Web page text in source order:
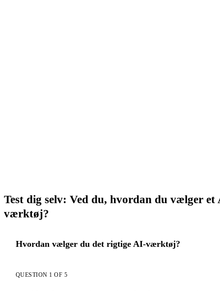
Test dig selv: Ved du, hvordan du vælger et
værktøj?
Hvordan vælger du det rigtige AI-værktøj?
QUESTION 1 OF 5